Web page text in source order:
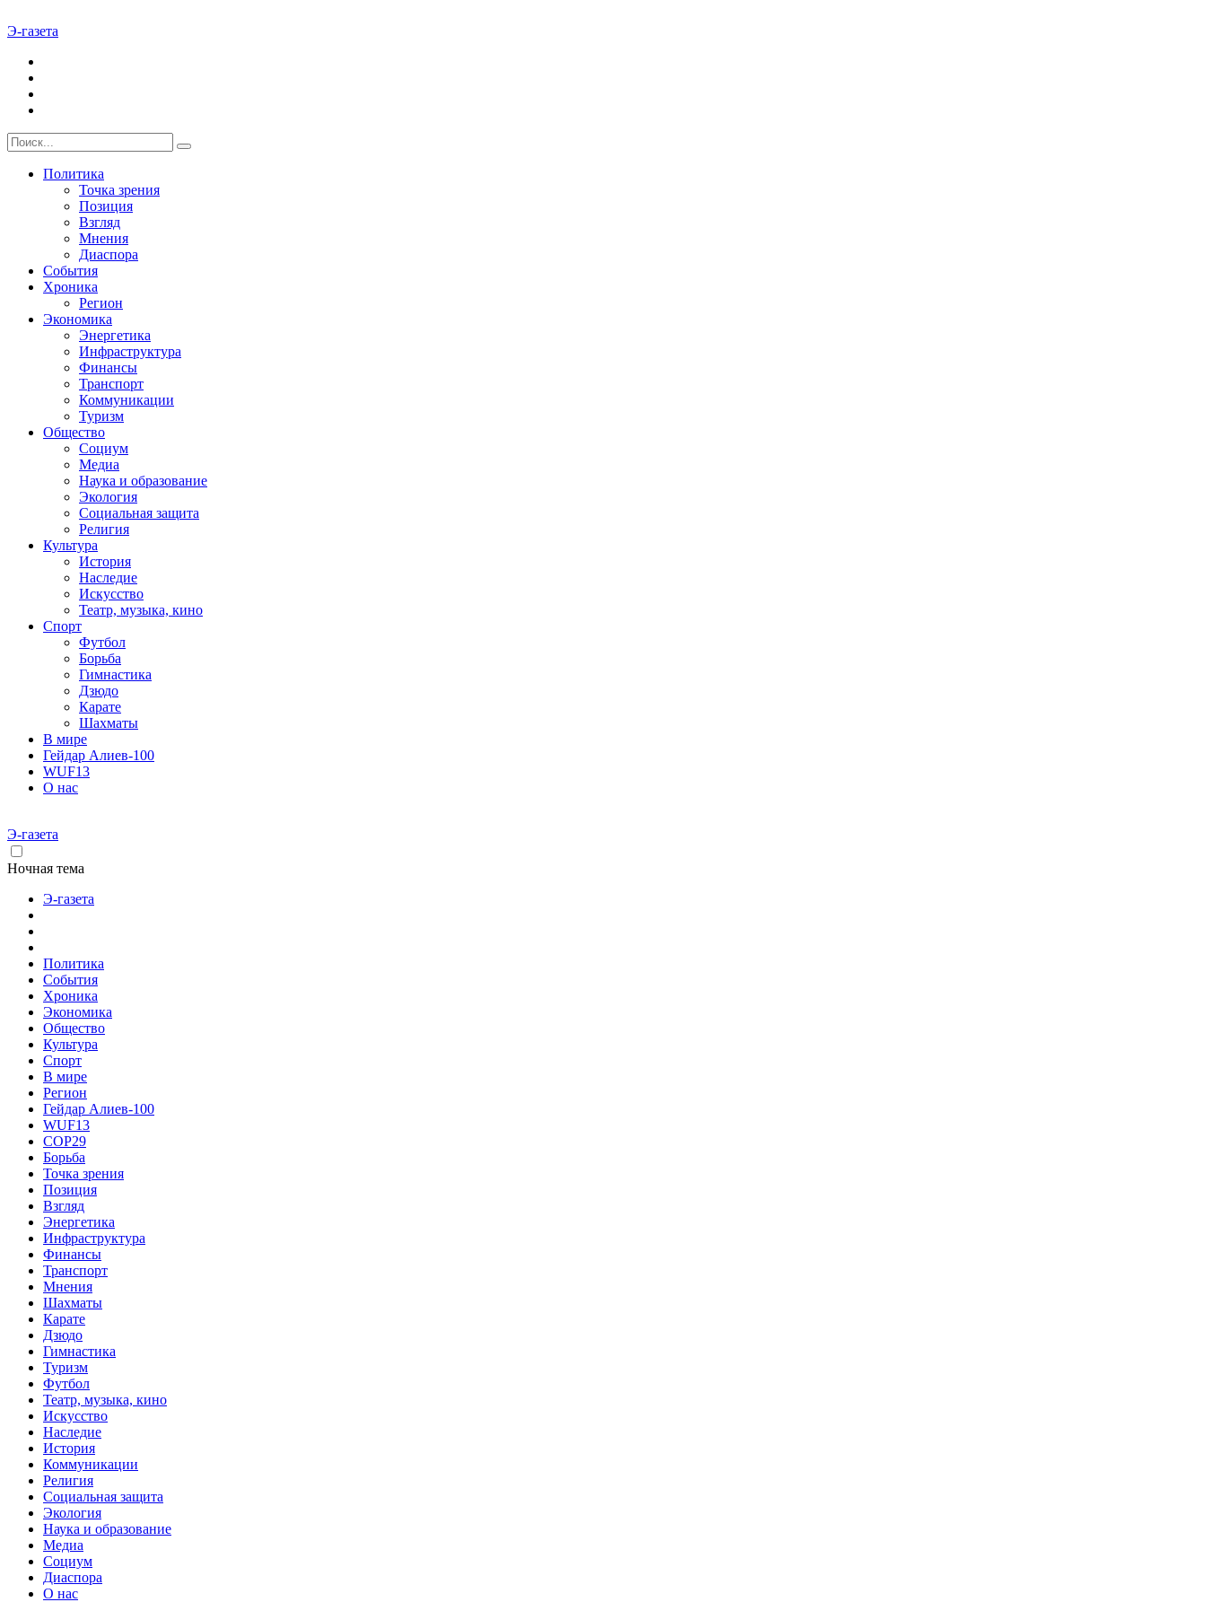
Э-газета
Политика
Точка зрения
Позиция
Взгляд
Мнения
Диаспора
События
Хроника
Регион
Экономика
Энергетика
Инфраструктура
Финансы
Транспорт
Коммуникации
Туризм
Общество
Социум
Медиа
Наука и образование
Экология
Социальная защита
Религия
Культура
История
Наследие
Искусство
Театр, музыка, кино
Спорт
Футбол
Борьба
Гимнастика
Дзюдо
Карате
Шахматы
В мире
Гейдар Алиев-100
WUF13
О нас
Э-газета
Ночная тема
Э-газета
Политика
События
Хроника
Экономика
Общество
Культура
Спорт
В мире
Регион
Гейдар Алиев-100
WUF13
COP29
Борьба
Точка зрения
Позиция
Взгляд
Энергетика
Инфраструктура
Финансы
Транспорт
Мнения
Шахматы
Карате
Дзюдо
Гимнастика
Туризм
Футбол
Театр, музыка, кино
Искусство
Наследие
История
Коммуникации
Религия
Социальная защита
Экология
Наука и образование
Медиа
Социум
Диаспора
О нас